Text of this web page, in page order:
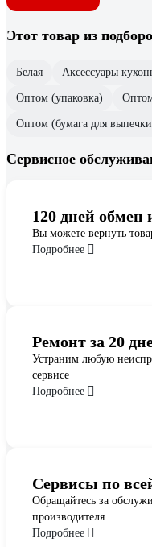
Этот товар из
Белая Аксессуары
Оптом (упаковка)
Оптом (бумага для
Сервисное
120 дней обмен
Вы можете вернуть
Подробнее
Ремонт за 20
Устраним любую
сервисе
Подробнее
Сервисы по
Обращайтесь за
производителя
Подробнее